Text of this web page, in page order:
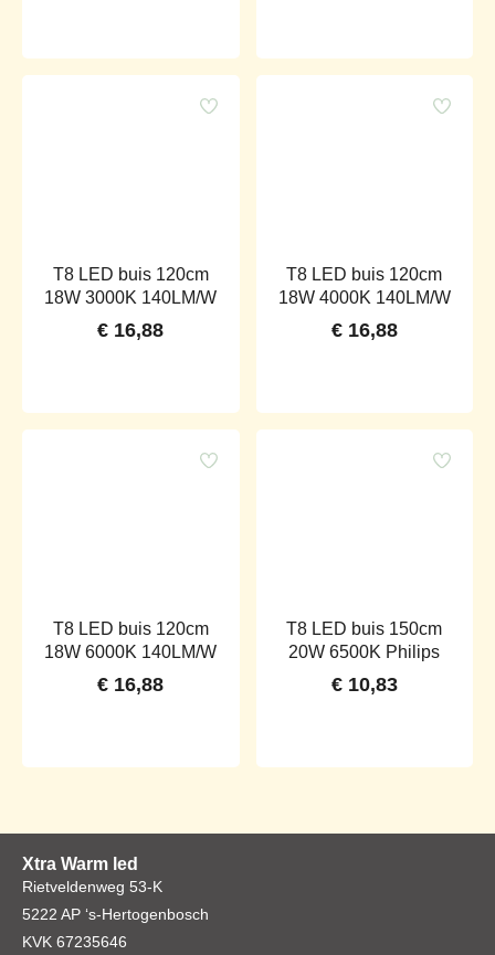
T8 LED buis 120cm
18W 3000K 140LM/W
€ 16,88
T8 LED buis 120cm
18W 4000K 140LM/W
€16,88
T8 LED buis 120cm
18W 6000K 140LM/W
€ 16,88
T8 LED buis 150cm
20W 6500K Philips
€10,83
Xtra Warm led
Rietveldenweg 53-K
5222 AP ‘s-Hertogenbosch
KVK 67235646